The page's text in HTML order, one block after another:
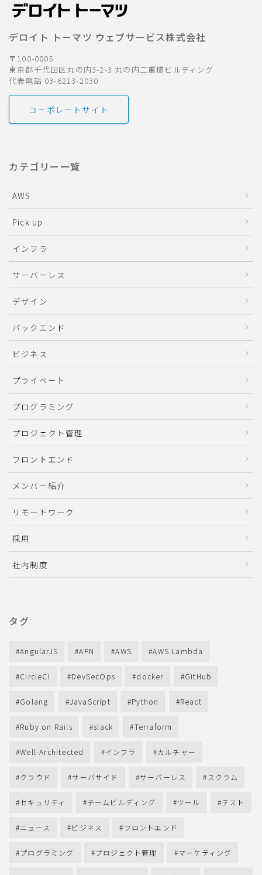
デロイト トーマツ ウェブサービス株式会社
〒100-0005
東京都千代田区丸の内3-2-3 丸の内二重橋ビルディング
代表電話 03-6213-2030
コーポレートサイト
カテゴリー一覧
AWS
Pick up
インフラ
サーバーレス
デザイン
バックエンド
ビジネス
プライベート
プログラミング
プロジェクト管理
フロントエンド
メンバー紹介
リモートワーク
採用
社内制度
タグ
AngularJS APN AWS AWS Lambda
CircleCI DevSecOps docker GitHub
Golang JavaScript Python React
Ruby on Rails slack Terraform
Well-Architected インフラ カルチャー
クラウド サーバサイド サーバーレス スクラム
セキュリティ チームビルディング ツール テスト
ニュース ビジネス フロントエンド
プログラミング プロジェクト管理 マーケティング